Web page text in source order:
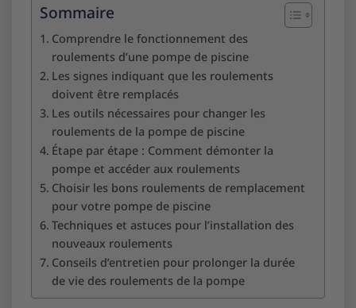
Sommaire
Comprendre le fonctionnement des
roulements d’une pompe de piscine
Les signes indiquant que les roulements
doivent être remplacés
Les outils nécessaires pour changer les
roulements de la pompe de piscine
Étape par étape : Comment démonter la
pompe et accéder aux roulements
Choisir les bons roulements de remplacement
pour votre pompe de piscine
Techniques et astuces pour l’installation des
nouveaux roulements
Conseils d’entretien pour prolonger la durée
de vie des roulements de la pompe